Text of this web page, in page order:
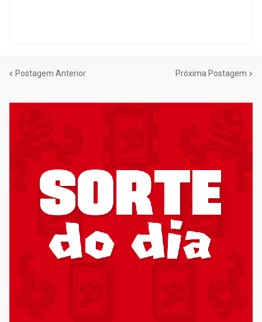
Postagem Anterior Próxima Postagem